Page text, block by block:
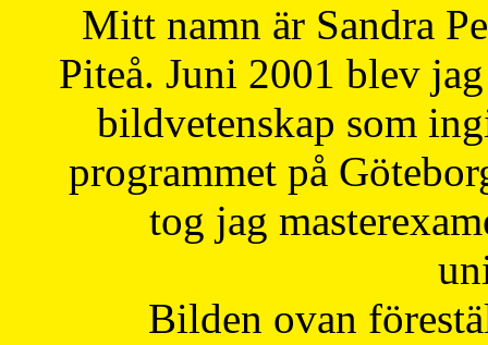
Mitt namn är Sandra
Piteå. Juni 2001 blev
bildvetenskap som
programmet på
tog jag
Bilden ovan